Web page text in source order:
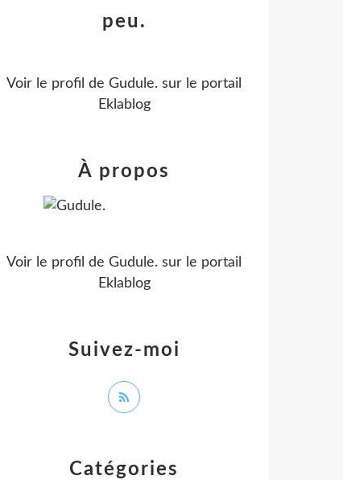
Catégories
peu.
Voir le profil de Gudule. sur le portail
Eklablog
Suivez-moi
À propos
Voir le profil de Gudule. sur le portail
Eklablog